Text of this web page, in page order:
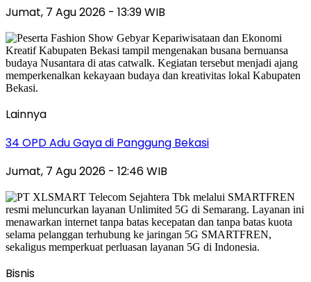
Jumat, 7 Agu 2026 - 13:39 WIB
Lainnya
34 OPD Adu Gaya di Panggung Bekasi
Jumat, 7 Agu 2026 - 12:46 WIB
Bisnis